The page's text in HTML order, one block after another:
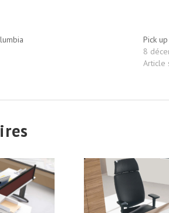
Pick
8
Article